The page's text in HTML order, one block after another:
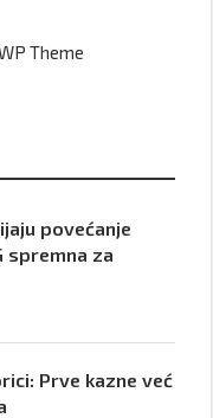
povećanje
spremna za
Prve kazne već